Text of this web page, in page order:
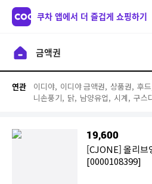
쿠차 앱에서 더 즐겁게 쇼핑하기
연관 이디야, 이디야 금액권, 상품권, 후
니손풍기, 닭, 남양유업, 시계, 구스
19,600
[CJONE] 올리브
[0000108399]